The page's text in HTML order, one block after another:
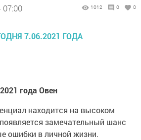
07:00 1012 0 0
года Овен
находится на высоком
замечательный шанс
ошибки в личной жизни.